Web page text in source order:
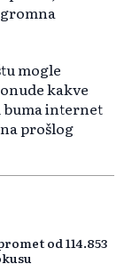
mogle
kakve
buma internet
prošlog
od 114.853